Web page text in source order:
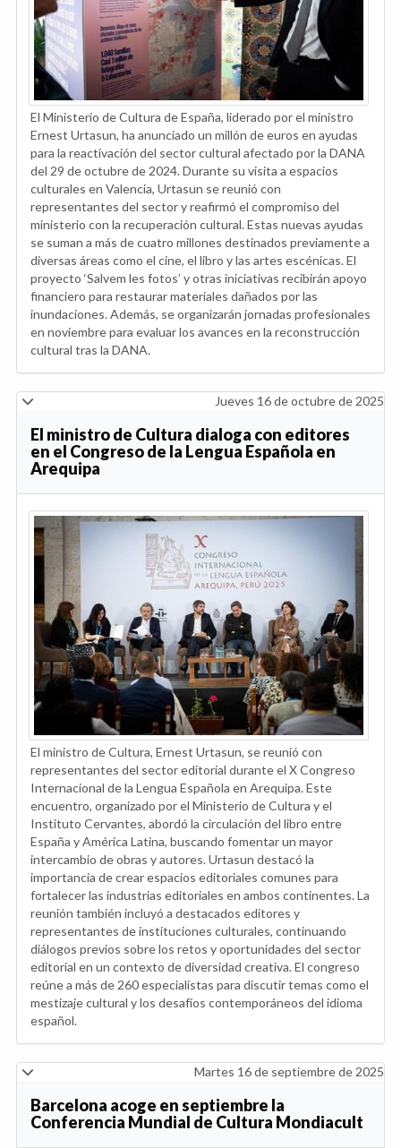
El Ministerio de Cultura de España, liderado por el ministro
Ernest Urtasun, ha anunciado un millón de euros en ayudas
para la reactivación del sector cultural afectado por la DANA
del 29 de octubre de 2024. Durante su visita a espacios
culturales en Valencia, Urtasun se reunió con
representantes del sector y reafirmó el compromiso del
ministerio con la recuperación cultural. Estas nuevas ayudas
se suman a más de cuatro millones destinados previamente a
diversas áreas como el cine, el libro y las artes escénicas. El
proyecto ‘Salvem les fotos’ y otras iniciativas recibirán apoyo
financiero para restaurar materiales dañados por las
inundaciones. Además, se organizarán jornadas profesionales
en noviembre para evaluar los avances en la reconstrucción
cultural tras la DANA.
Jueves 16 de octubre de 2025
El ministro de Cultura dialoga con editores
en el Congreso de la Lengua Española en
Arequipa
El ministro de Cultura, Ernest Urtasun, se reunió con
representantes del sector editorial durante el X Congreso
Internacional de la Lengua Española en Arequipa. Este
encuentro, organizado por el Ministerio de Cultura y el
Instituto Cervantes, abordó la circulación del libro entre
España y América Latina, buscando fomentar un mayor
intercambio de obras y autores. Urtasun destacó la
importancia de crear espacios editoriales comunes para
fortalecer las industrias editoriales en ambos continentes. La
reunión también incluyó a destacados editores y
representantes de instituciones culturales, continuando
diálogos previos sobre los retos y oportunidades del sector
editorial en un contexto de diversidad creativa. El congreso
reúne a más de 260 especialistas para discutir temas como el
mestizaje cultural y los desafíos contemporáneos del idioma
español.
Martes 16 de septiembre de 2025
Barcelona acoge en septiembre la
Conferencia Mundial de Cultura Mondiacult